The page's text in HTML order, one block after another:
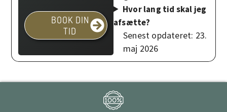
BOOK DIN
TID
Hvor lang tid skal jeg
afsætte?
Senest opdateret: 23.
maj 2026